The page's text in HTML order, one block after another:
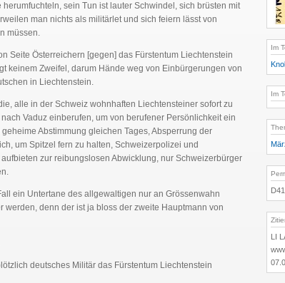
herumfuchteln, sein Tun ist lauter Schwindel, sich brüsten mit
man nichts als militärlet und sich feiern lässt von
müssen.
Seite Österreichern [gegen] das Fürstentum Liechtenstein
keinem Zweifel, darum Hände weg von Einbürgerungen von
in Liechtenstein.
alle in der Schweiz wohnhaften Liechtensteiner sofort zu
Vaduz einberufen, um von berufener Persönlichkeit ein
Abstimmung gleichen Tages, Absperrung der
um Spitzel fern zu halten, Schweizerpolizei und
zur reibungslosen Abwicklung, nur Schweizerbürger
ein Untertane des allgewaltigen nur an Grössenwahn
werden, denn der ist ja bloss der zweite Hauptmann von
deutsches Militär das Fürstentum Liechtenstein
Im
Im
LI